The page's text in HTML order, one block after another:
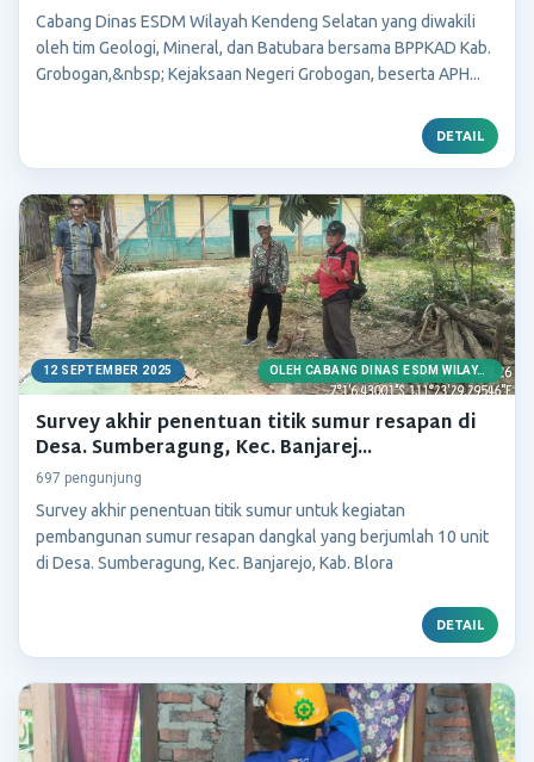
Cabang Dinas ESDM Wilayah Kendeng Selatan yang diwakili
oleh tim Geologi, Mineral, dan Batubara bersama BPPKAD Kab.
Grobogan,&nbsp; Kejaksaan Negeri Grobogan, beserta APH...
DETAIL
12 SEPTEMBER 2025 OLEH CABANG DINAS ESDM WILAYAH KENDENG SELATAN
Survey akhir penentuan titik sumur resapan di
Desa. Sumberagung, Kec. Banjarej...
697 pengunjung
Survey akhir penentuan titik sumur untuk kegiatan
pembangunan sumur resapan dangkal yang berjumlah 10 unit
di Desa. Sumberagung, Kec. Banjarejo, Kab. Blora
DETAIL